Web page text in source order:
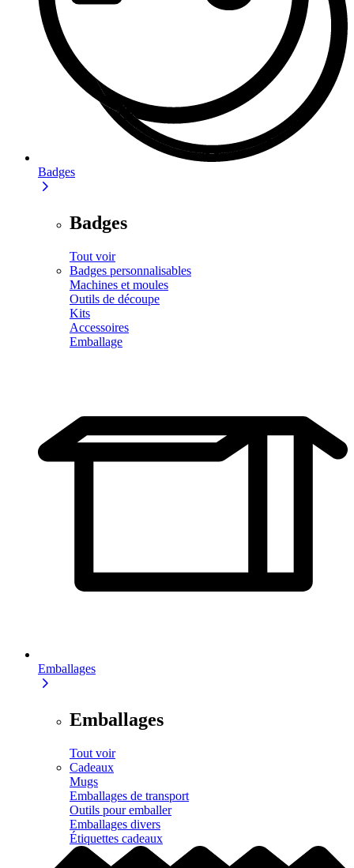
Badges
Badges
Tout voir
Badges personnalisables
Machines et moules
Outils de découpe
Kits
Accessoires
Emballage
Emballages
Emballages
Tout voir
Cadeaux
Mugs
Emballages de transport
Outils pour emballer
Emballages divers
Étiquettes cadeaux